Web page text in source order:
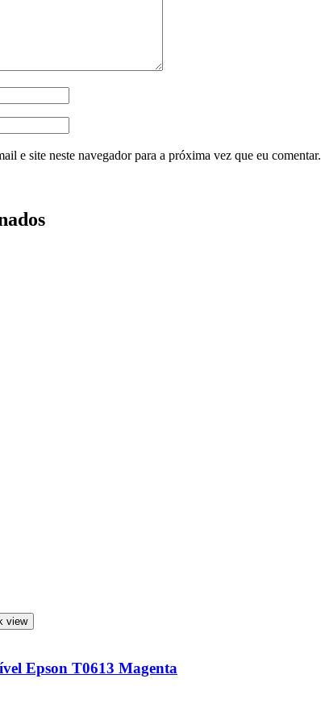
e site neste navegador para a próxima vez que eu comentar.
view
Epson T0613 Magenta